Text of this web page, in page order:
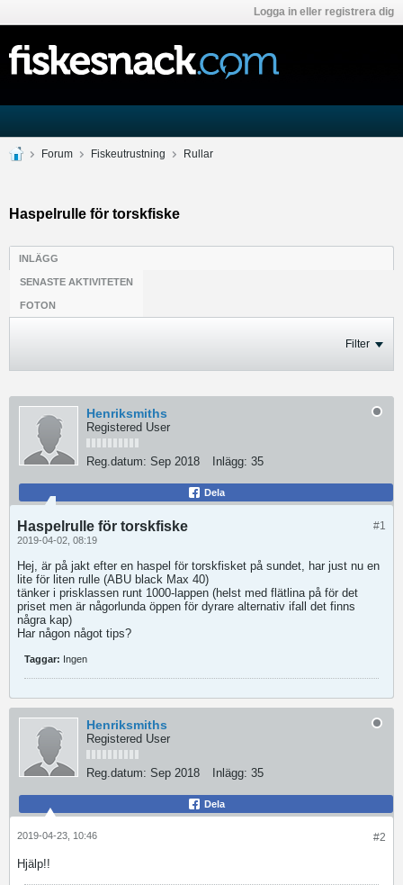
Logga in eller registrera dig
Forum Fiskeutrustning Rullar
Haspelrulle för torskfiske
INLÄGG
SENASTE AKTIVITETEN
FOTON
Filter
Henriksmiths
Registered User
Reg.datum: Sep 2018 Inlägg: 35
Dela
#1
Haspelrulle för torskfiske
2019-04-02, 08:19
Hej, är på jakt efter en haspel för torskfisket på sundet, har just nu en
lite för liten rulle (ABU black Max 40)
tänker i prisklassen runt 1000-lappen (helst med flätlina på för det
priset men är någorlunda öppen för dyrare alternativ ifall det finns
några kap)
Har någon något tips?
Taggar: Ingen
Henriksmiths
Registered User
Reg.datum: Sep 2018 Inlägg: 35
Dela
#2
2019-04-23, 10:46
Hjälp!!